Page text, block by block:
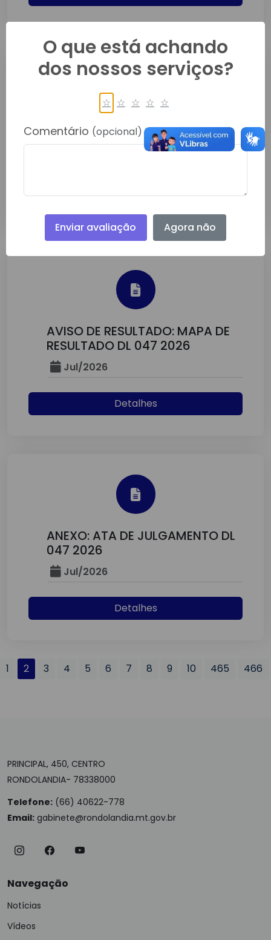
ANEXO: ATA DE JULGAMENTO DL
046 2026
Detalhes
AVISO DE RESULTADO: MAPA DE
RESULTADO DL 047 2026
Jul/2026
Detalhes
ANEXO: ATA DE JULGAMENTO DL
047 2026
Jul/2026
Detalhes
1 2 3 4 5 6 7 8 9 10 465 466
PRINCIPAL, 450, CENTRO
RONDOLANDIA- 78338000
Telefone: (66) 40622-778
Email: gabinete@rondolandia.mt.gov.br
Navegação
Notícias
Vídeos
O que está achando
dos nossos serviços?
☆ ☆ ☆ ☆ ☆
Comentário (opcional)
Enviar avaliação Agora não